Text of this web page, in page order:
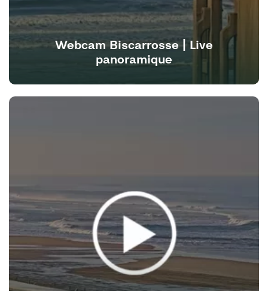
Webcam Biscarrosse | Live
panoramique